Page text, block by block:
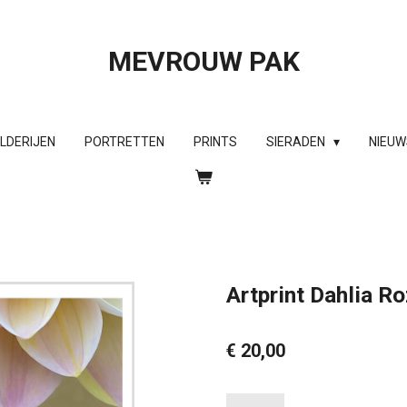
MEVROUW PAK
PORTRETTEN PRINTS SIERADEN
Artprint Dahlia
€ 20,00